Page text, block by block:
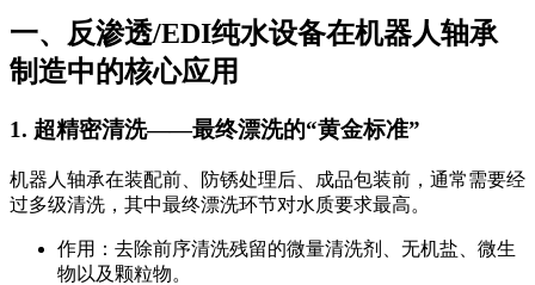
一、反渗透/EDI纯水设备在机器人轴承
制造中的核心应用
1. 超精密清洗——最终漂洗的“黄金标准”
机器人轴承在装配前、防锈处理后、成品包装前，通常需要经
过多级清洗，其中最终漂洗环节对水质要求最高。
作用：去除前序清洗残留的微量清洗剂、无机盐、微生
物以及颗粒物。